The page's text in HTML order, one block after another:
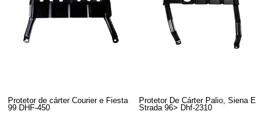
Protetor de cárter Courier e Fiesta
99 DHF-450
Protetor De Cárter Palio, Siena E
Strada 96> Dhf-2310